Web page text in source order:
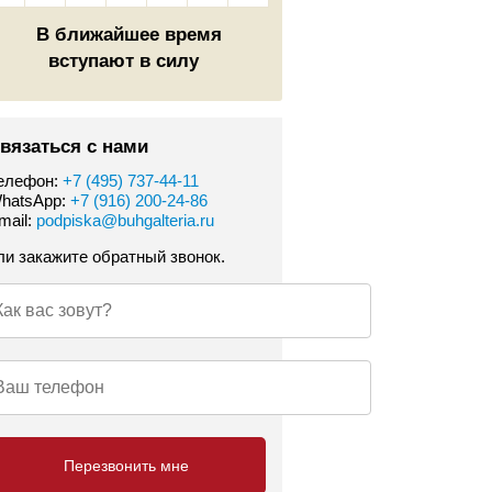
В ближайшее время
вступают в силу
с нами
+7 (495) 737-44-11
+7 (916) 200-24-86
podpiska@buhgalteria.ru
закажите обратный звонок.